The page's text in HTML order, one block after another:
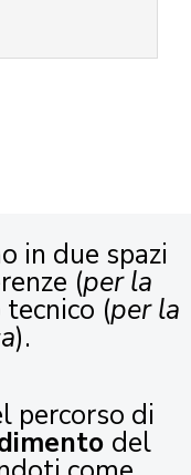
in due spazi
(per la
(per la
).
percorso di
del